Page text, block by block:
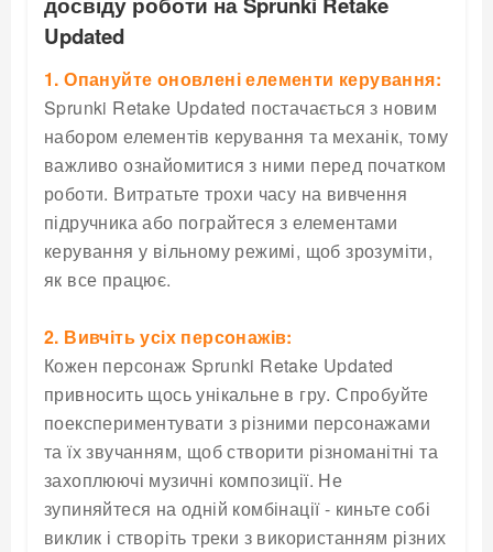
Updated
1. Опануйте оновлені елементи керування:
Sprunki Retake Updated постачається з новим
набором елементів керування та механік, тому
важливо ознайомитися з ними перед початком
роботи. Витратьте трохи часу на вивчення
підручника або пограйтеся з елементами
керування у вільному режимі, щоб зрозуміти,
як все працює.
2. Вивчіть усіх персонажів:
Кожен персонаж Sprunki Retake Updated
привносить щось унікальне в гру. Спробуйте
поекспериментувати з різними персонажами
та їх звучанням, щоб створити різноманітні та
захоплюючі музичні композиції. Не
зупиняйтеся на одній комбінації - киньте собі
виклик і створіть треки з використанням різних